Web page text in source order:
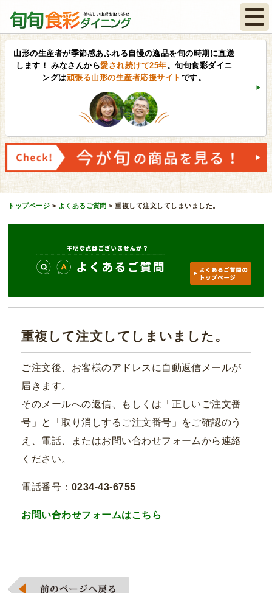
山形の生産者が季節感あふれる自慢の逸品を旬の時期に直送
します！ みなさんから愛され続けて25年。旬旬食彩ダイニ
ングは頑張る山形の生産者応援サイト です。
トップページ > よくあるご質問 >重複して注文してしまいました。
重複して注文してしまいました。
ご注文後、お客様のアドレスに自動返信メールが
届きます。
そのメールへの返信、もしくは「正しいご注文番
号」と「取り消しするご注文番号」をご確認のう
え、電話、またはお問い合わせフォームから連絡
ください。
電話番号： 0234-43-6755
お問い合わせフォームはこちら